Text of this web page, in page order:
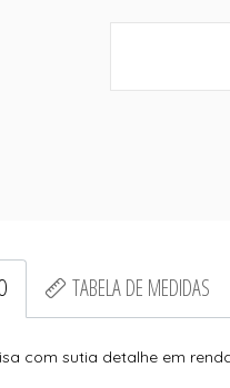
TABELA DE MEDIDAS
com sutia detalhe em